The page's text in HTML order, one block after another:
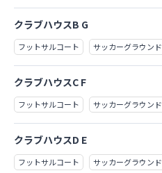
クラブハウスB G
フットサルコート サッカーグラウンド
クラブハウスC F
フットサルコート サッカーグラウンド
クラブハウスD E
フットサルコート サッカーグラウンド